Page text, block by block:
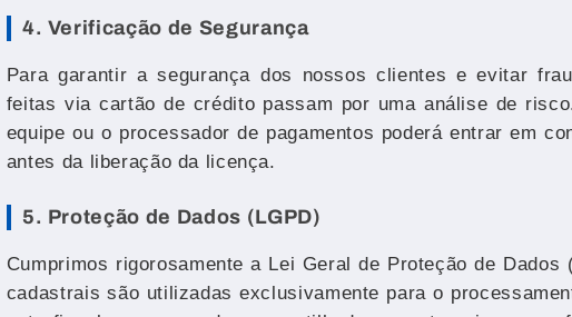
4. Verificação de Segurança
Para garantir a segurança dos nossos clientes e evitar
feitas via cartão de crédito passam por uma análise de
equipe ou o processador de pagamentos poderá entrar em
antes da liberação da licença.
5. Proteção de Dados (LGPD)
Cumprimos rigorosamente a Lei Geral de Proteção de Dados
cadastrais são utilizadas exclusivamente para o